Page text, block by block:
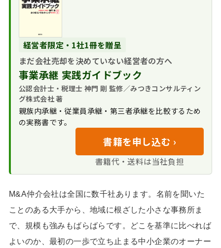
る
非上場会社系の営
業仲介の特徴
会計事務所系（士
業系）の特徴
ント
手数料体系と最低
報酬
自社の規模・業
種・地域の実績
当者の質
トラブルを避ける
ための確認
登録制度とガイド
比較段階で使える
チェックリスト
会社売却を検討するオーナーが比較
を始める手順
売り手のM&A仲介会社の比較に関す
るFAQ
M&A仲介会社の比較で失敗しないた
めの要点
経営者限定・1社1冊を贈呈
まだ会社売却を決めていない経営者の方へ
事業承継 実践ガイドブック
公認会計士・税理士 神門 剛 監修／みつきコンサルティン
グ株式会社 著
親族内承継・従業員承継・第三者承継を比較するため
の実務書です。
書籍を申し込む ›
書籍代・送料は当社負担
M&A仲介会社は全国に数千社あります。名前を聞いた
ことのある大手から、地域に根ざした小さな事務所ま
で、規模も強みもばらばらです。どこを基準に比べれば
よいのか、最初の一歩で立ち止まる中小企業のオーナー